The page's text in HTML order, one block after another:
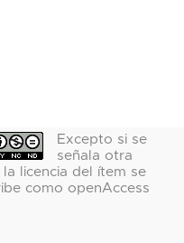
Excepto si se
señala otra
la licencia del ítem se
como openAccess